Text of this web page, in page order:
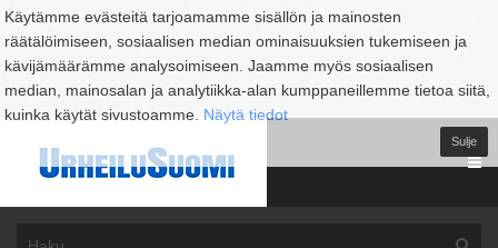
Käytämme evästeitä tarjoamamme sisällön ja mainosten
räätälöimiseen, sosiaalisen median ominaisuuksien tukemiseen ja
kävijämäärämme analysoimiseen. Jaamme myös sosiaalisen
median, mainosalan ja analytiikka-alan kumppaneillemme tietoa siitä,
kuinka käytät sivustoamme. Näytä tiedot
Sulje